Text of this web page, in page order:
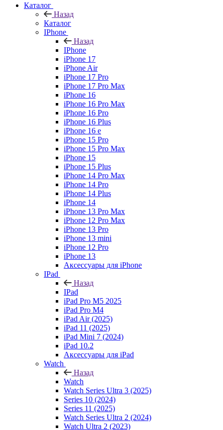
Каталог
Назад
Каталог
IPhone
Назад
IPhone
iPhone 17
iPhone Air
iPhone 17 Pro
iPhone 17 Pro Max
iPhone 16
iPhone 16 Pro Max
iPhone 16 Pro
iPhone 16 Plus
iPhone 16 e
iPhone 15 Pro
iPhone 15 Pro Max
iPhone 15
iPhone 15 Plus
iPhone 14 Pro Max
iPhone 14 Pro
iPhone 14 Plus
iPhone 14
iPhone 13 Pro Max
iPhone 12 Pro Max
iPhone 13 Pro
iPhone 13 mini
iPhone 12 Pro
iPhone 13
Аксессуары для iPhone
IPad
Назад
IPad
iPad Pro M5 2025
iPad Pro M4
iPad Air (2025)
iPad 11 (2025)
iPad Mini 7 (2024)
iPad 10.2
Аксессуары для iPad
Watch
Назад
Watch
Watch Series Ultra 3 (2025)
Series 10 (2024)
Series 11 (2025)
Watch Series Ultra 2 (2024)
Watch Ultra 2 (2023)